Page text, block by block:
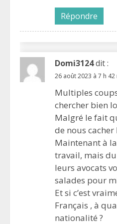
Répondre
Domi3124dit :
26 août 2023 à 7 h 42
Multiples
chercher bien
Malgré le fait
de nous
Maintenant à
travail, mais du
leurs avocats
salades pour
Et si c’est
Français , à
nationalité ?